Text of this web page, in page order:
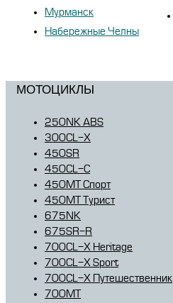
Мурманск
Набережные Челны
МОТОЦИКЛЫ
250NK ABS
300CL-X
450SR
450CL-C
450MT Спорт
450MT Турист
675NK
675SR-R
700CL-X Heritage
700CL-X Sport
700CL-X Путешественник
700MT